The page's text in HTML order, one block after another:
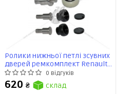
Ролики нижньої петлі зсувних
дверей ремкомплект Renault
Master ІІІ/ Opel Movano
B/Nissan NV 400 (10-) (RMA03)
Roll
0 відгуків
620 ₴ склад